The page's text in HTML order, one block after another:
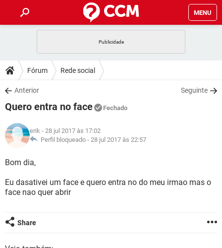
MENU
CELULAR
OUTLOOK
INSTAGRAM GMAIL
GUIA DE COMPRAS
DICAS
JOGOS
INSTAGRAM
DOWNLOADS
JOGOS WHATSAPP
CELULAR
OUTLOOK EXCEL
INSTAGRAM
FÓRUM
JOGOS
OUTLOOK
INSTAGRAM GMAIL
GLOSSÁRIO
JOGOS
OUTLOOK
GUIA DE COMPRAS
Fórum Rede social
Anterior Seguinte
Quero entra no face Fechado
erik - 28 jul 2017 às 17:02
Perfil bloqueado - 28 jul 2017 às 22:57
Bom dia,
Eu dasativei um face e quero entra no do meu irmao mas o
face nao quer abrir
Share